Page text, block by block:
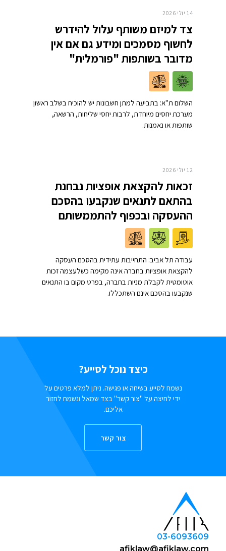
14 יולי 2026
צד למיזם משותף עלול להידרש
לחשוף מסמכים ומידע גם אם אין
מדובר בשותפות "פורמלית"
השלום ת"א: בתביעה למתן חשבונות יש להוכיח בשלב ראשון
מערכת יחסים מיוחדת, לרבות יחסי שליחות, הרשאה,
שותפות או נאמנות.
12 יולי 2026
זכאות להקצאת אופציות נבחנת
בהתאם לתנאים שנקבעו בהסכם
ההעסקה ובכפוף להתממשותם
עבודה תל אביב: התחייבות עתידית בהסכם העסקה
להקצאת אופציות בחברה אינה מקימה כשלעצמה זכות
אוטומטית לקבלת מניות בחברה, בפרט מקום בו התנאים
שנקבעו בהסכם אינם השתכללו.
כיצד נוכל לסייע?
נשמח לסייע בשיחה או פגישה. ניתן למלא פרטים על
ידי לחיצה על "צור קשר" בצד שמאל ונשמח לחזור
אליכם.
צור קשר
03-6093609
afiklaw@afiklaw.com